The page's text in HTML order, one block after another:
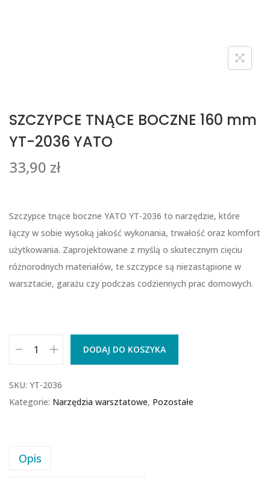
SZCZYPCE TNĄCE BOCZNE 160 mm
YT-2036 YATO
33,90 zł
Szczypce tnące boczne YATO YT-2036 to narzędzie, które
łączy w sobie wysoką jakość wykonania, trwałość oraz komfort
użytkowania. Zaprojektowane z myślą o skutecznym cięciu
różnorodnych materiałów, te szczypce są niezastąpione w
warsztacie, garażu czy podczas codziennych prac domowych.
DODAJ DO KOSZYKA
SKU: YT-2036
Kategorie: Narzędzia warsztatowe, Pozostałe
Opis